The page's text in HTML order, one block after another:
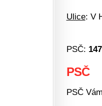
Ulice: V
PSČ:
PSČ
PSČ